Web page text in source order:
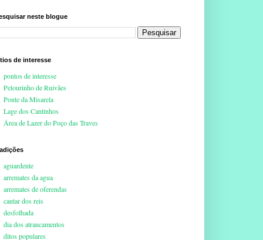
neste blogue
de interesse
pontos de interesse
Pelourinho de Ruivães
Ponte da Misarela
Lage dos Cantinhos
Área de Lazer do Poço das Traves
aguardente
arremates da agua
arremates de oferendas
cantar dos reis
desfolhada
dia dos atrancamentos
ditos populares